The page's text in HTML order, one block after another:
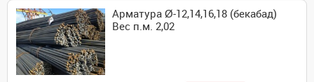
Арматура Ø-12,14,16,18 (бекабад)
Вес п.м. 2,02